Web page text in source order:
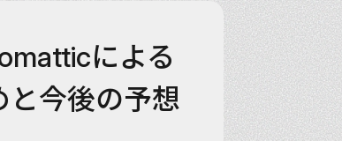
による
と今後の予想